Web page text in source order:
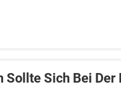
Sollte Sich Bei